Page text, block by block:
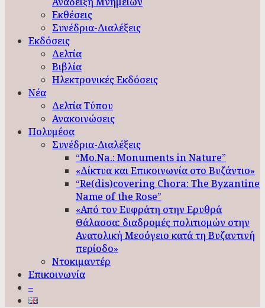
Εκθέσεις
Συνέδρια-Διαλέξεις
Εκδόσεις
Δελτία
Βιβλία
Ηλεκτρονικές Εκδόσεις
Νέα
Δελτία Τύπου
Ανακοινώσεις
Πολυμέσα
Συνέδρια-Διαλέξεις
“Mo.Na.: Monuments in Nature”
«Δίκτυα και Επικοινωνία στο Βυζάντιο»
“Re(dis)covering Chora: The Byzantine
Name of the Rose”
«Από τον Ευφράτη στην Ερυθρά
Θάλασσα: διαδρομές πολιτισμών στην
Ανατολική Μεσόγειο κατά τη Βυζαντινή
περίοδο»
Ντοκιμαντέρ
Επικοινωνία
–